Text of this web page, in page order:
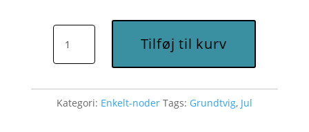
igen,
engle
små
Tilføj til kurv
Kategori: Enkelt-noder Tags: Grundtvig, Jul